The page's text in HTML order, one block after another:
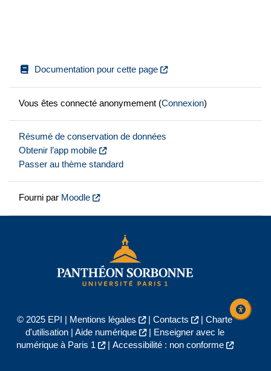
Documentation pour cette page
Vous êtes connecté anonymement (Connexion)
Résumé de conservation de données
Obtenir l’app mobile
Passer au thème standard
Fourni par Moodle
© 2025 EPI | Mentions légales | Contacts | Charte
d'utilisation| Aide numérique |
Enseigner avec le
numérique à Paris 1
| Accessibilité : non conforme